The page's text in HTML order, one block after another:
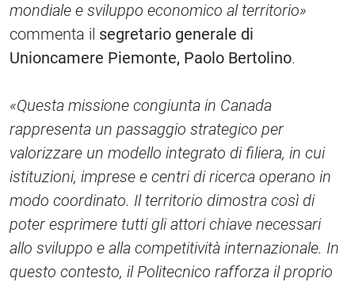
mondiale e sviluppo economico al territorio»
commenta il segretario generale di
Unioncamere Piemonte, Paolo Bertolino.
«Questa missione congiunta in Canada
rappresenta un passaggio strategico per
valorizzare un modello integrato di filiera, in cui
istituzioni, imprese e centri di ricerca operano in
modo coordinato. Il territorio dimostra così di
poter esprimere tutti gli attori chiave necessari
allo sviluppo e alla competitività internazionale. In
questo contesto, il Politecnico rafforza il proprio